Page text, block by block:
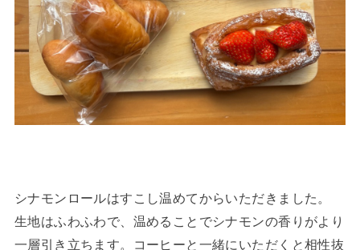
シナモンロールはすこし温めてからいただきました。
生地はふわふわで、温めることでシナモンの香りがより
一層引き立ちます。コーヒーと一緒にいただくと相性抜